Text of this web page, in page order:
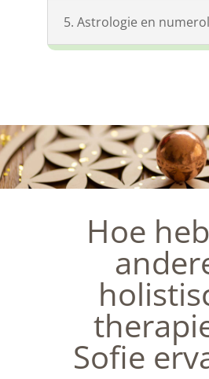
5. Astrologie en
Hoe
Sofie